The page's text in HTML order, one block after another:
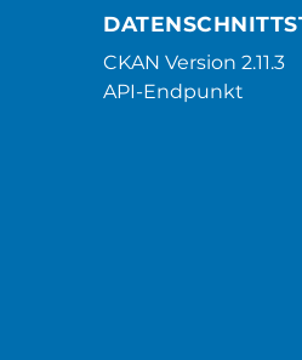
CKAN Version 2.11.3
API-Endpunkt